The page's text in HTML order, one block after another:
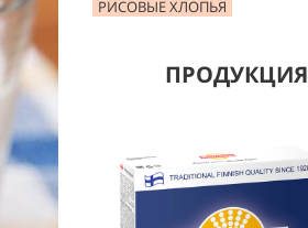
РИСОВЫЕ ХЛОПЬЯ
ПРОДУКЦИЯ